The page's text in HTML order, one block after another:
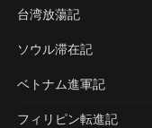
台湾放蕩記
ソウル滞在記
ベトナム進軍記
フィリピン転進記